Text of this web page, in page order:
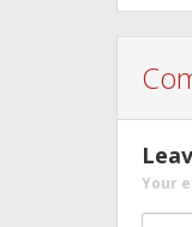
Your